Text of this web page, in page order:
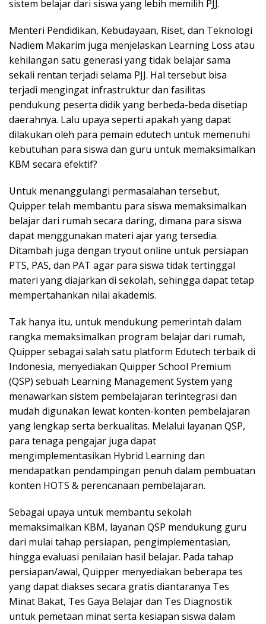
sistem belajar dari siswa yang lebih memilih PJJ.
Menteri Pendidikan, Kebudayaan, Riset, dan Teknologi
Nadiem Makarim juga menjelaskan Learning Loss atau
kehilangan satu generasi yang tidak belajar sama
sekali rentan terjadi selama PJJ. Hal tersebut bisa
terjadi mengingat infrastruktur dan fasilitas
pendukung peserta didik yang berbeda-beda disetiap
daerahnya. Lalu upaya seperti apakah yang dapat
dilakukan oleh para pemain edutech untuk memenuhi
kebutuhan para siswa dan guru untuk memaksimalkan
KBM secara efektif?
Untuk menanggulangi permasalahan tersebut,
Quipper telah membantu para siswa memaksimalkan
belajar dari rumah secara daring, dimana para siswa
dapat menggunakan materi ajar yang tersedia.
Ditambah juga dengan tryout online untuk persiapan
PTS, PAS, dan PAT agar para siswa tidak tertinggal
materi yang diajarkan di sekolah, sehingga dapat tetap
mempertahankan nilai akademis.
Tak hanya itu, untuk mendukung pemerintah dalam
rangka memaksimalkan program belajar dari rumah,
Quipper sebagai salah satu platform Edutech terbaik di
Indonesia, menyediakan Quipper School Premium
(QSP) sebuah Learning Management System yang
menawarkan sistem pembelajaran terintegrasi dan
mudah digunakan lewat konten-konten pembelajaran
yang lengkap serta berkualitas. Melalui layanan QSP,
para tenaga pengajar juga dapat
mengimplementasikan Hybrid Learning dan
mendapatkan pendampingan penuh dalam pembuatan
konten HOTS & perencanaan pembelajaran.
Sebagai upaya untuk membantu sekolah
memaksimalkan KBM, layanan QSP mendukung guru
dari mulai tahap persiapan, pengimplementasian,
hingga evaluasi penilaian hasil belajar. Pada tahap
persiapan/awal, Quipper menyediakan beberapa tes
yang dapat diakses secara gratis diantaranya Tes
Minat Bakat, Tes Gaya Belajar dan Tes Diagnostik
untuk pemetaan minat serta kesiapan siswa dalam